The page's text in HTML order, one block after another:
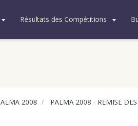
Résultats des Compétitions
2008
PALMA 2008 - REMISE